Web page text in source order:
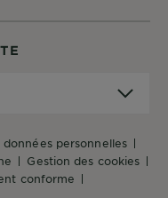
personnelles
gestion des cookies
conforme